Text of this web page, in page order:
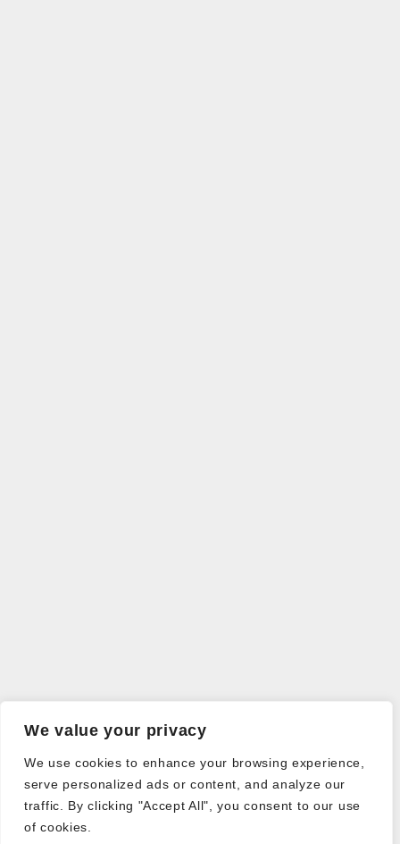
We value your privacy
We use cookies to enhance your browsing experience,
serve personalized ads or content, and analyze our
traffic. By clicking "Accept All", you consent to our use
of cookies.